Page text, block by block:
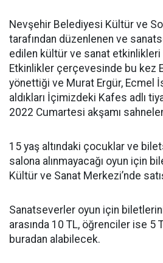
Nevşehir Belediyesi Kültür ve
tarafından düzenlenen ve
edilen kültür ve sanat etkinlikleri
Etkinlikler çerçevesinde bu kez
yönettiği ve Murat Ergür, Ecmel
aldıkları İçimizdeki Kafes adlı
2022 Cumartesi akşamı
15 yaş altındaki çocuklar ve
salona alınmayacağı oyun için
Kültür ve Sanat Merkezi’nde
Sanatseverler oyun için
arasında 10 TL, öğrenciler ise 5
buradan alabilecek.